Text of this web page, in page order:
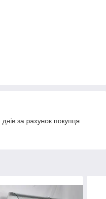
за рахунок покупця